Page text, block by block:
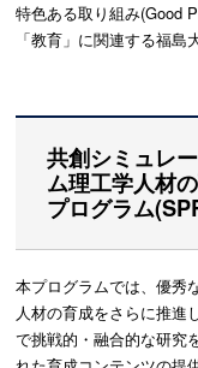
特色ある取り組み(Good
「教育」に関連する福島
共創シミュレ
ム理工学人材
プログラム
本プログラムでは、優秀
人材の育成をさらに推進
で挑戦的・融合的な研究